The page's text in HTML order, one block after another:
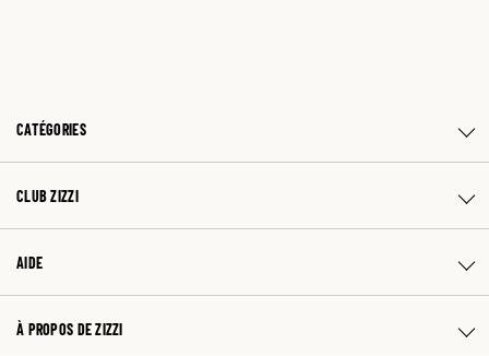
CATÉGORIES
CLUB ZIZZI
AIDE
À PROPOS DE ZIZZI